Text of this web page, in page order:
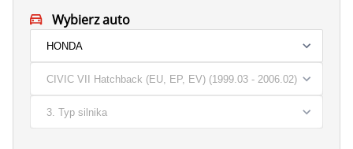
Wybierz auto